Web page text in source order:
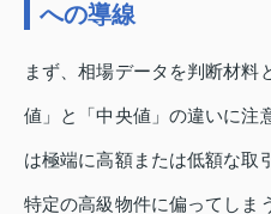
への導線
まず、相場データを判断材料
値」と「中央値」の違いに注
は極端に高額または低額な取
特定の高級物件に偏ってしま